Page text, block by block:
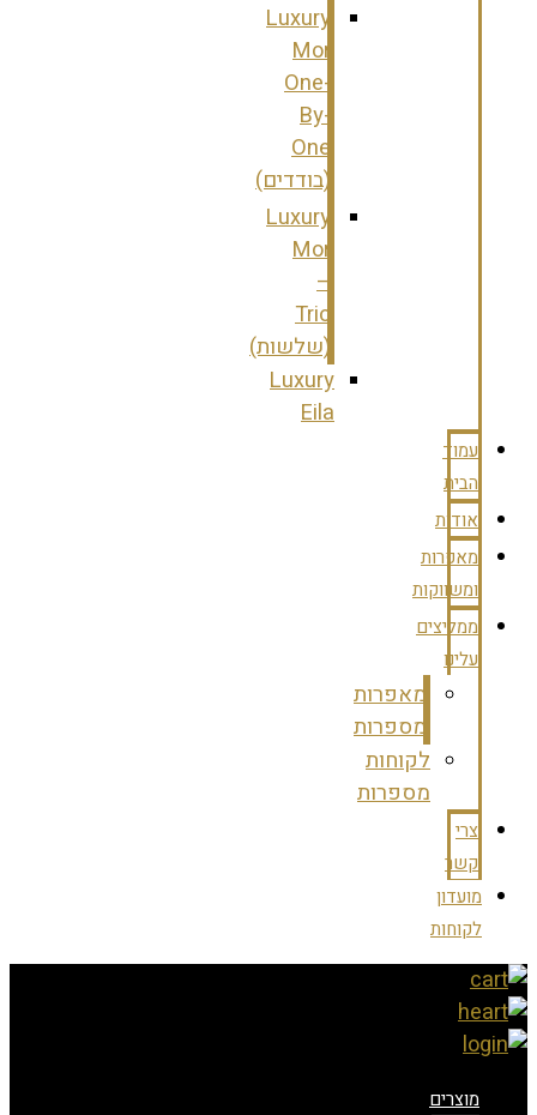
Luxury
Mor
One-
By-
One
(בודדים)
Luxury
Mor
–
Trio
(שלשות)
Luxury
Eila
עמוד
הבית
אודות
מאפרות
ומשווקות
ממליצים
עלינו
מאפרות
מספרות
לקוחות
מספרות
צרי
קשר
מועדון
לקוחות
מוצרים